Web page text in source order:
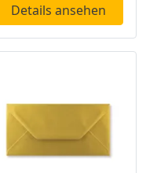
Details ansehen